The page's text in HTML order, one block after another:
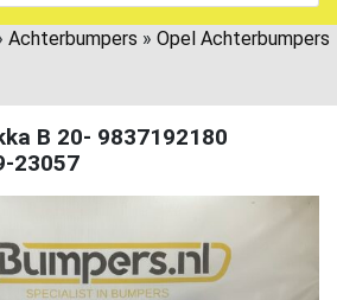
Achterbumpers » Opel Achterbumpers
B 20- 9837192180
23057